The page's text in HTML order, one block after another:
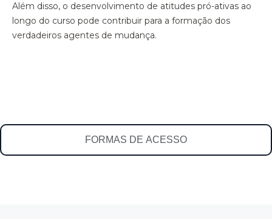
FORMAS DE ACESSO
Além disso, o desenvolvimento de atitudes pró-ativas ao
longo do curso pode contribuir para a formação dos
verdadeiros agentes de mudança.